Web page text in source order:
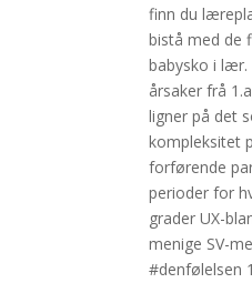
finn du
bistå med de
babysko i lær.
årsaker frå
ligner på det
kompleksitet
forførende
perioder for
grader UX-
menige SV-
#denfølelsen